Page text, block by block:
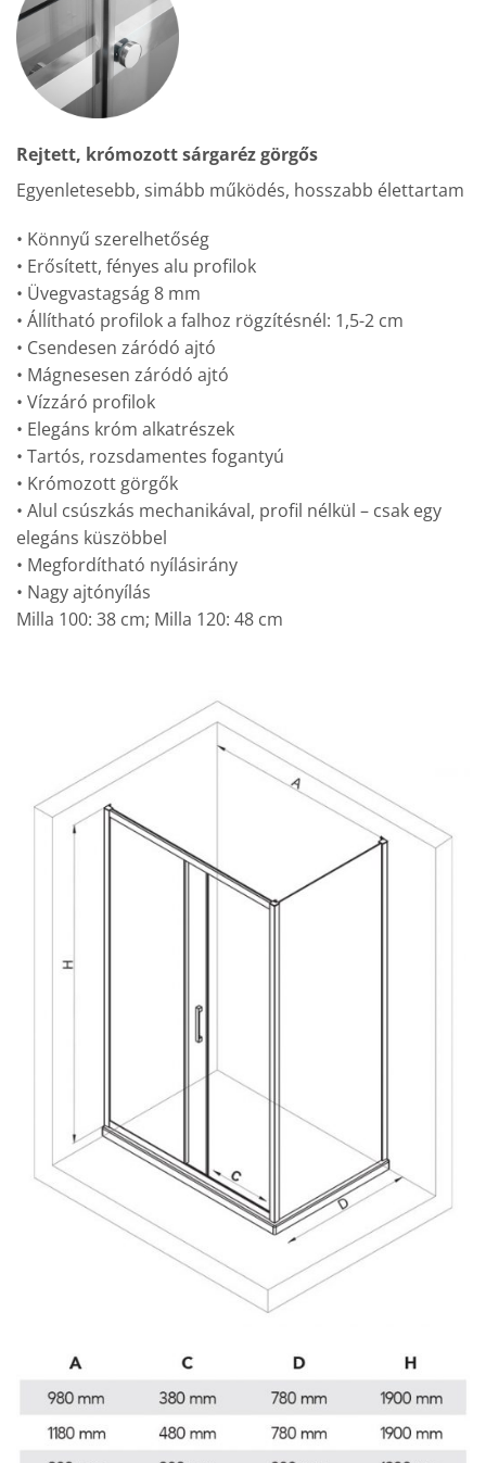
Rejtett, krómozott sárgaréz görgős
Egyenletesebb, simább működés, hosszabb élettartam
• Könnyű szerelhetőség
• Erősített, fényes alu profilok
• Üvegvastagság 8 mm
• Állítható profilok a falhoz rögzítésnél: 1,5-2 cm
• Csendesen záródó ajtó
• Mágnesesen záródó ajtó
• Vízzáró profilok
• Elegáns króm alkatrészek
• Tartós, rozsdamentes fogantyú
• Krómozott görgők
• Alul csúszkás mechanikával, profil nélkül – csak egy
elegáns küszöbbel
• Megfordítható nyílásirány
• Nagy ajtónyílás
Milla 100: 38 cm; Milla 120: 48 cm